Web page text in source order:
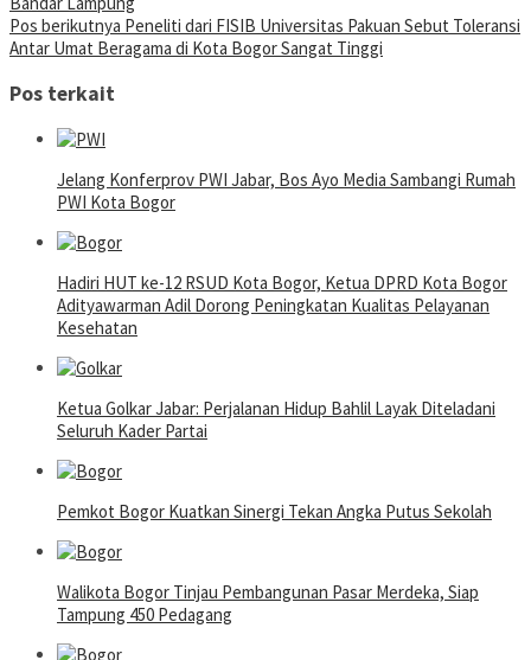
Pos berikutnya Peneliti dari FISIB Universitas Pakuan Sebut Toleransi
Antar Umat Beragama di Kota Bogor Sangat Tinggi
Pos terkait
Jelang Konferprov PWI Jabar, Bos Ayo Media Sambangi Rumah
PWI Kota Bogor
Hadiri HUT ke-12 RSUD Kota Bogor, Ketua DPRD Kota Bogor
Adityawarman Adil Dorong Peningkatan Kualitas Pelayanan
Kesehatan
Ketua Golkar Jabar: Perjalanan Hidup Bahlil Layak Diteladani
Seluruh Kader Partai
Pemkot Bogor Kuatkan Sinergi Tekan Angka Putus Sekolah
Walikota Bogor Tinjau Pembangunan Pasar Merdeka, Siap
Tampung 450 Pedagang